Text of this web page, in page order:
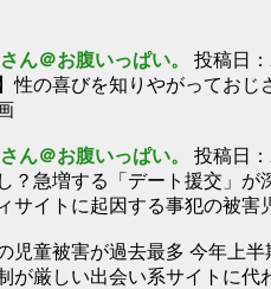
ん＠お腹いっぱい。 投稿日：
性の喜びを知りやがっておじ
ん＠お腹いっぱい。 投稿日：
？急増する「デート援交」が
サイトに起因する事犯の被害
児童被害が過去最多 今年上半
が厳しい出会い系サイトに